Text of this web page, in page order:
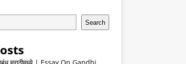
Search